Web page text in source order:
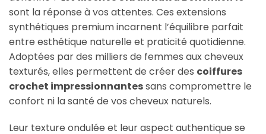
sont la réponse à vos attentes. Ces extensions
synthétiques premium incarnent l’équilibre parfait
entre esthétique naturelle et praticité quotidienne.
Adoptées par des milliers de femmes aux cheveux
texturés, elles permettent de créer des coiffures
crochet impressionnantessans compromettre le
confort ni la santé de vos cheveux naturels.
Leur texture ondulée et leur aspect authentique se